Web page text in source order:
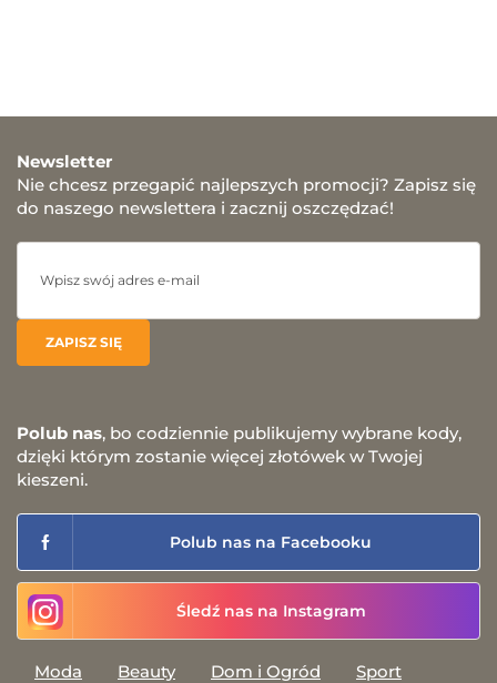
Newsletter
Nie chcesz przegapić najlepszych promocji? Zapisz się
do naszego newslettera i zacznij oszczędzać!
Polub nas, bo codziennie publikujemy wybrane kody,
dzięki którym zostanie więcej złotówek w Twojej
kieszeni.
Polub nas na Facebooku
Śledź nas na Instagram
Moda Beauty Dom i Ogród
Sport